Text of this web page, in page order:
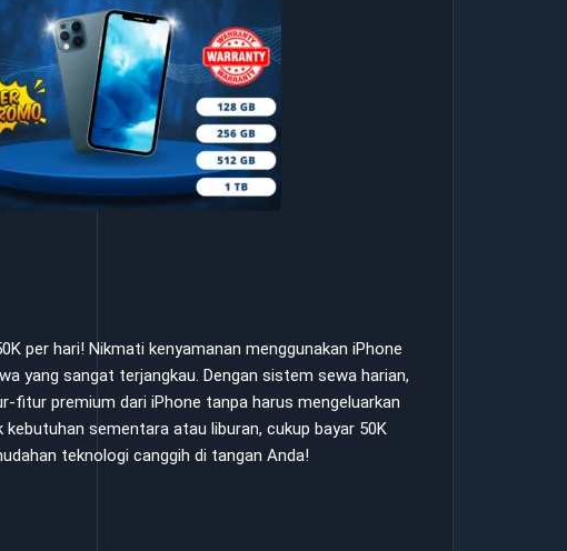
per hari! Nikmati kenyamanan menggunakan iPhone
yang sangat terjangkau. Dengan sistem sewa harian,
fitur premium dari iPhone tanpa harus mengeluarkan
kebutuhan sementara atau liburan, cukup bayar 50K
teknologi canggih di tangan Anda!